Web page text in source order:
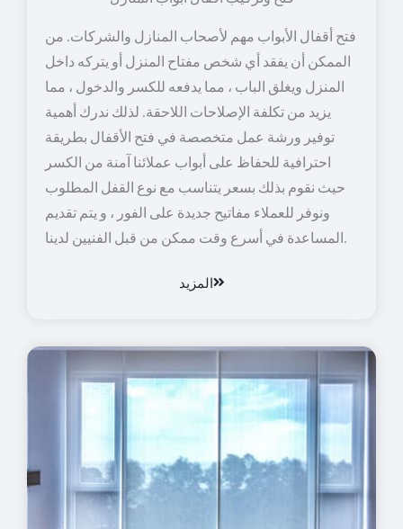
فتح أقفال الأبواب مهم لأصحاب المنازل والشركات. من
الممكن أن يفقد أي شخص مفتاح المنزل أو يتركه داخل
المنزل ويغلق الباب ، مما يدفعه للكسر والدخول ، مما
يزيد من تكلفة الإصلاحات اللاحقة. لذلك ندرك أهمية
توفير ورشة عمل متخصصة في فتح الأقفال بطريقة
احترافية للحفاظ على أبواب عملائنا آمنة من الكسر
حيث نقوم بذلك بسعر يتناسب مع نوع القفل المطلوب
ونوفر للعملاء مفاتيح جديدة على الفور ، و يتم تقديم
المساعدة في أسرع وقت ممكن من قبل الفنيين لدينا.
المزيد